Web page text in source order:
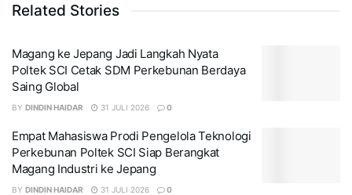
Related Stories
Magang ke Jepang Jadi Langkah Nyata
Poltek SCI Cetak SDM Perkebunan Berdaya
Saing Global
BY DINDIN HAIDAR 31 JULI 2026 0
Empat Mahasiswa Prodi Pengelola Teknologi
Perkebunan Poltek SCI Siap Berangkat
Magang Industri ke Jepang
BY DINDIN HAIDAR 31 JULI 2026 0